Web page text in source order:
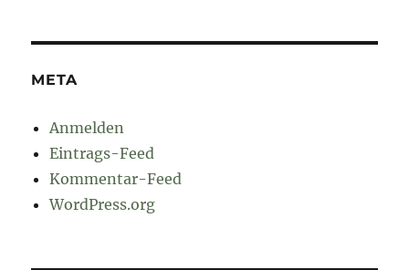
META
Anmelden
Eintrags-Feed
Kommentar-Feed
WordPress.org